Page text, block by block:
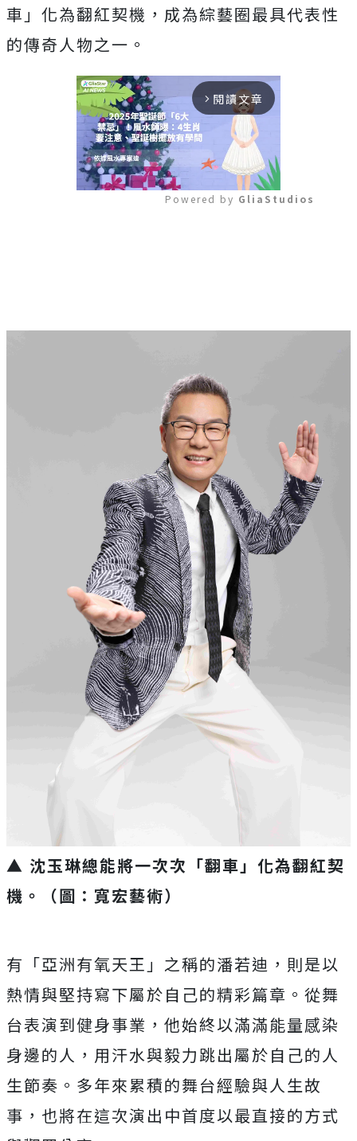
車」化為翻紅契機， 成為綜藝圈最具代表性
的傳奇人物之一。
arrow_forward_ios 閱讀文章
Powered by GliaStudios
▲ 沈玉琳總能將一次次「翻車」化為翻紅契
機 。（圖：寬宏藝術）
有「亞洲有氧天王」之稱的潘若迪， 則是以
熱情與堅持寫下屬於自己的精彩篇章。 從舞
台表演到健身事業，他始終以滿滿能量感染
身邊的人， 用汗水與毅力跳出屬於自己的人
生節奏。 多年來累積的舞台經驗與人生故
事， 也將在這次演出中首度以最直接的方式